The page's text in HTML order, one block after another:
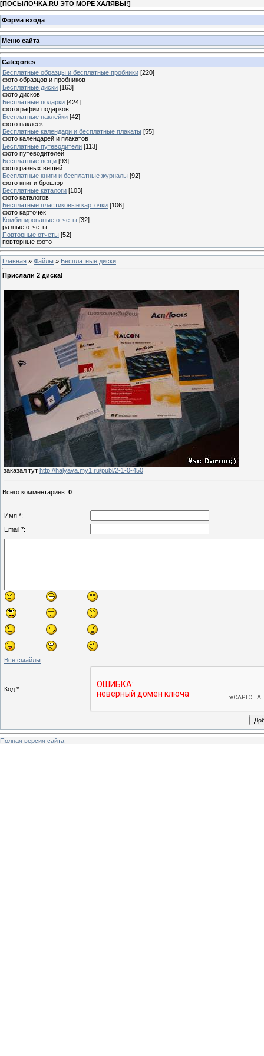
[ПОСЫЛОЧКА.RU ЭТО МОРЕ ХАЛЯВЫ!]
Форма входа
Меню сайта
Categories
Бесплатные образцы и бесплатные пробники [220]
фото образцов и пробников
Бесплатные диски [163]
фото дисков
Бесплатные подарки [424]
фотографии подарков
Бесплатные наклейки [42]
фото наклеек
Бесплатные календари и бесплатные плакаты [55]
фото календарей и плакатов
Бесплатные путеводители [113]
фото путеводителей
Бесплатные вещи [93]
фото разных вещей
Бесплатные книги и бесплатные журналы [92]
фото книг и брошюр
Бесплатные каталоги [103]
фото каталогов
Бесплатные пластиковые карточки [106]
фото карточек
Комбинированые отчеты [32]
разные отчеты
Повторные отчеты [52]
повторные фото
Главная » Файлы » Бесплатные диски
Прислали 2 диска!
заказал тут http://halyava.my1.ru/publ/2-1-0-450
Всего комментариев: 0
Имя *:
Email *:
Все смайлы
Код *:
Полная версия сайта